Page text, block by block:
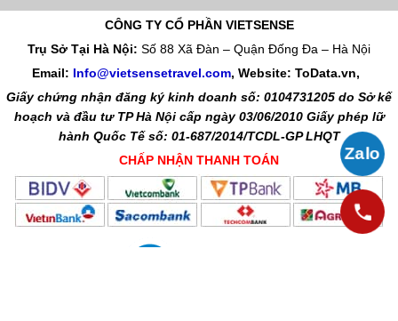
CÔNG TY CỔ PHẦN VIETSENSE
Trụ Sở Tại Hà Nội: Số 88 Xã Đàn – Quận Đống Đa – Hà Nội
Email: Info@vietsensetravel.com, Website: ToData.vn,
Giấy chứng nhận đăng ký kinh doanh số: 0104731205 do Sở kế
hoạch và đầu tư TP Hà Nội cấp ngày 03/06/2010 Giấy phép lữ
hành Quốc Tế số: 01-687/2014/TCDL-GP LHQT
CHẤP NHẬN THANH TOÁN